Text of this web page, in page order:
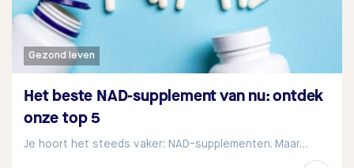
Gezond leven
Het beste NAD-supplement van nu: ontdek
onze top 5
Je hoort het steeds vaker: NAD-supplementen. Maar…